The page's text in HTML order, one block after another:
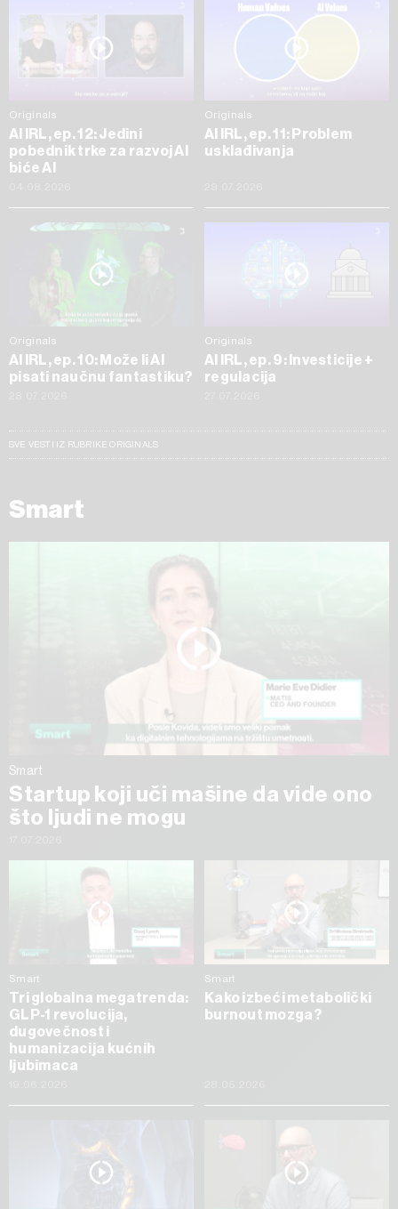
Originals
AI IRL, ep. 12: Jedini
pobednik trke za razvoj AI
biće AI
Originals
AI IRL, ep. 11: Problem
usklađivanja
Originals
AI IRL, ep. 10: Može li AI
pisati naučnu fantastiku?
Originals
AI IRL, ep. 9: Investicije +
regulacija
SVE VESTI IZ RUBRIKE ORIGINALS
Smart
Smart
Startup koji uči mašine da vide ono
što ljudi ne mogu
Smart
Tri globalna megatrenda:
GLP-1 revolucija,
dugovečnost i
humanizacija kućnih
ljubimaca
Smart
Kako izbeći metabolički
burnout mozga?